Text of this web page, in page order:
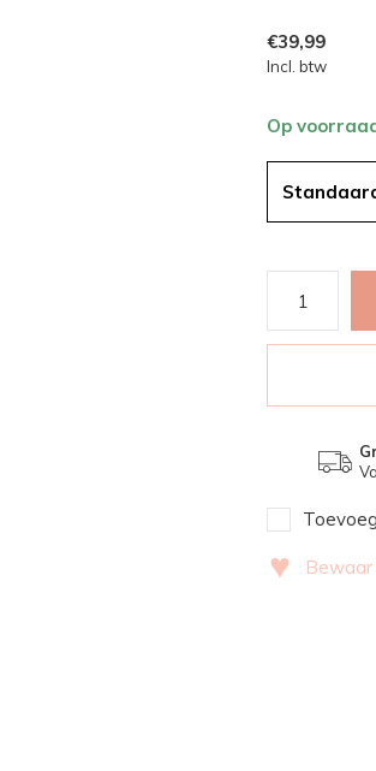
€39,99
Incl. btw
Op
♥